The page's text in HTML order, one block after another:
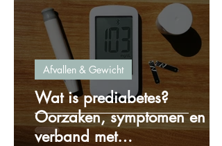
Wat is prediabetes?
Oorzaken, symptomen en het
verband met
Afvallen & Gewicht